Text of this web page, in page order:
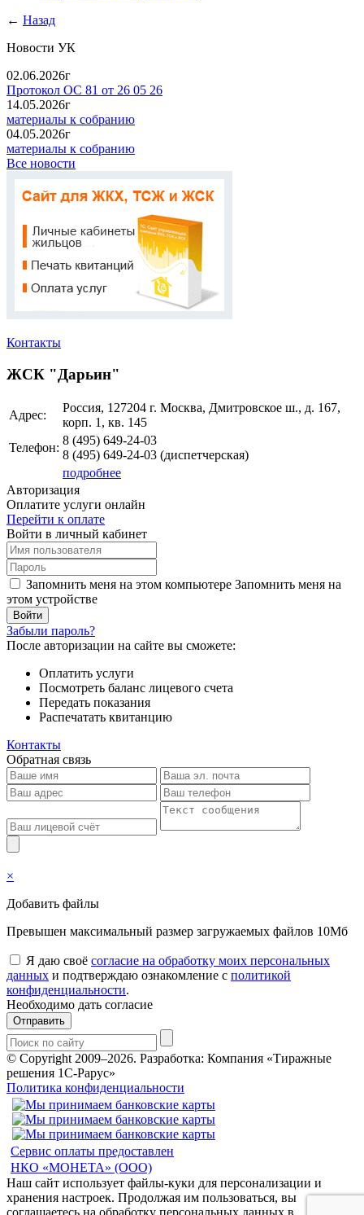
← Назад
Новости УК
02.06.2026г
Протокол ОС 81 от 26 05 26
14.05.2026г
материалы к собранию
04.05.2026г
материалы к собранию
Все новости
Контакты
ЖСК "Дарьин"
Адрес:
Россия, 127204 г. Москва, Дмитровское ш., д. 167,
корп. 1, кв. 145
Телефон:
8 (495) 649-24-03
8 (495) 649-24-03 (диспетчерская)
подробнее
Авторизация
Оплатите услуги онлайн
Перейти к оплате
Войти в личный кабинет
Запомнить меня на этом компьютере Запомнить меня на
этом устройстве
Забыли пароль?
После авторизации на сайте вы сможете:
Оплатить услуги
Посмотреть баланс лицевого счета
Передать показания
Распечатать квитанцию
Контакты
Обратная связь
×
Добавить файлы
Превышен максимальный размер загружаемых файлов 10Мб
Я даю своё согласие на обработку моих персональных
данных и подтверждаю ознакомление с политикой
конфиденциальности.
Необходимо дать согласие
Отправить
© Copyright 2009–2026. Разработка: Компания «Тиражные
решения 1С-Рарус»
Политика конфиденциальности
Сервис оплаты предоставлен
НКО «МОНЕТА» (ООО)
Наш сайт использует файлы-куки для персонализации и
хранения настроек. Продолжая им пользоваться, вы